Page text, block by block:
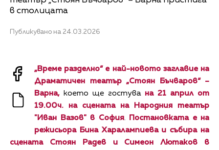
в столицата
Публикувано на 24.03.2026
„Време разделно“ е най-новото заглавие на
Драматичен театър „Стоян Бъчваров“ –
Варна, което ще гостува на 21 април от
19.00ч. на сцената на Народния театър
"Иван Вазов" в София.
Постановката е на
режисьора Бина Харалампиева и събира на
сцената Стоян Радев и Симеон Лютаков в